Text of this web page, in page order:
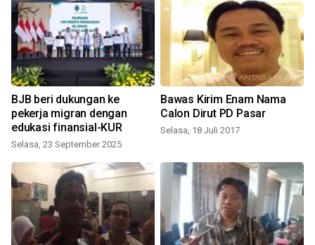
BJB beri dukungan ke
pekerja migran dengan
edukasi finansial-KUR
Selasa, 23 September 2025
Bawas Kirim Enam Nama
Calon Dirut PD Pasar
Selasa, 18 Juli 2017